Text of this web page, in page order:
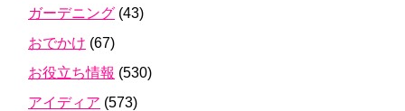
ガーデニング (43)
おでかけ (67)
お役立ち情報 (530)
アイディア (573)